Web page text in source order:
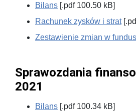
Bilans [.pdf 100.50 kB]
Rachunek zysków i strat
Zestawienie zmian w
Sprawozdania
2021
Bilans [.pdf 100.34 kB]